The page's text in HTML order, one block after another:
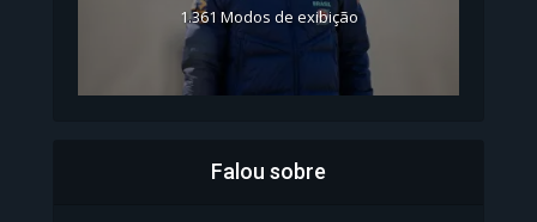
1.361 Modos de exibição
Falou sobre